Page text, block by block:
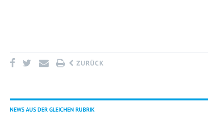
ZURÜCK
NEWS AUS DER GLEICHEN RUBRIK